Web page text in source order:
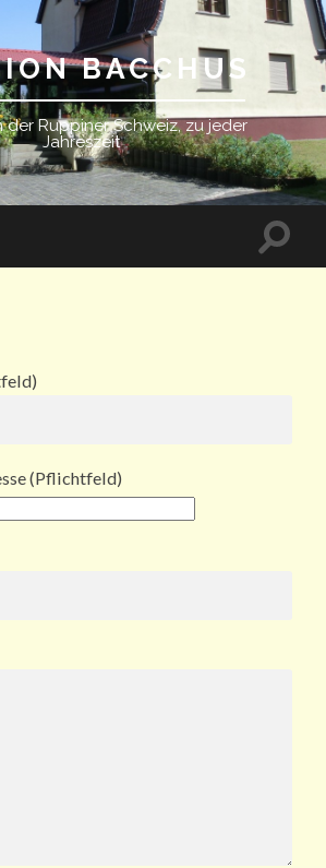
BACCHUS
der Ruppiner Schweiz, zu jeder
Jahreszeit
(Pflichtfeld)